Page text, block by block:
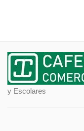
y Escolares